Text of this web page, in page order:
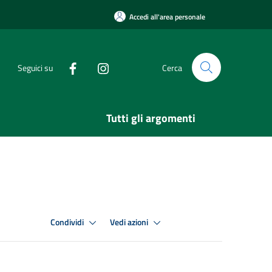
Accedi all'area personale
Seguici su Cerca
Tutti gli argomenti
Condividi Vedi azioni